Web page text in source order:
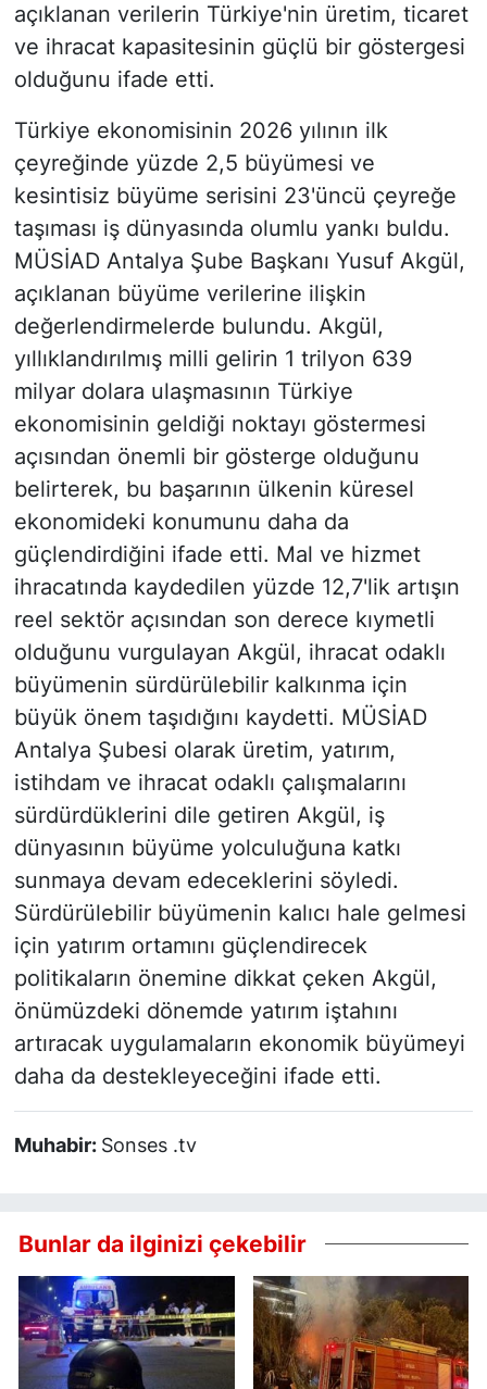
açıklanan verilerin Türkiye'nin üretim, ticaret
ve ihracat kapasitesinin güçlü bir göstergesi
olduğunu ifade etti.
Türkiye ekonomisinin 2026 yılının ilk
çeyreğinde yüzde 2,5 büyümesi ve
kesintisiz büyüme serisini 23'üncü çeyreğe
taşıması iş dünyasında olumlu yankı buldu.
MÜSİAD Antalya Şube Başkanı Yusuf Akgül,
açıklanan büyüme verilerine ilişkin
değerlendirmelerde bulundu. Akgül,
yıllıklandırılmış milli gelirin 1 trilyon 639
milyar dolara ulaşmasının Türkiye
ekonomisinin geldiği noktayı göstermesi
açısından önemli bir gösterge olduğunu
belirterek, bu başarının ülkenin küresel
ekonomideki konumunu daha da
güçlendirdiğini ifade etti. Mal ve hizmet
ihracatında kaydedilen yüzde 12,7'lik artışın
reel sektör açısından son derece kıymetli
olduğunu vurgulayan Akgül, ihracat odaklı
büyümenin sürdürülebilir kalkınma için
büyük önem taşıdığını kaydetti. MÜSİAD
Antalya Şubesi olarak üretim, yatırım,
istihdam ve ihracat odaklı çalışmalarını
sürdürdüklerini dile getiren Akgül, iş
dünyasının büyüme yolculuğuna katkı
sunmaya devam edeceklerini söyledi.
Sürdürülebilir büyümenin kalıcı hale gelmesi
için yatırım ortamını güçlendirecek
politikaların önemine dikkat çeken Akgül,
önümüzdeki dönemde yatırım iştahını
artıracak uygulamaların ekonomik büyümeyi
daha da destekleyeceğini ifade etti.
Muhabir: Sonses .tv
Bunlar da ilginizi çekebilir